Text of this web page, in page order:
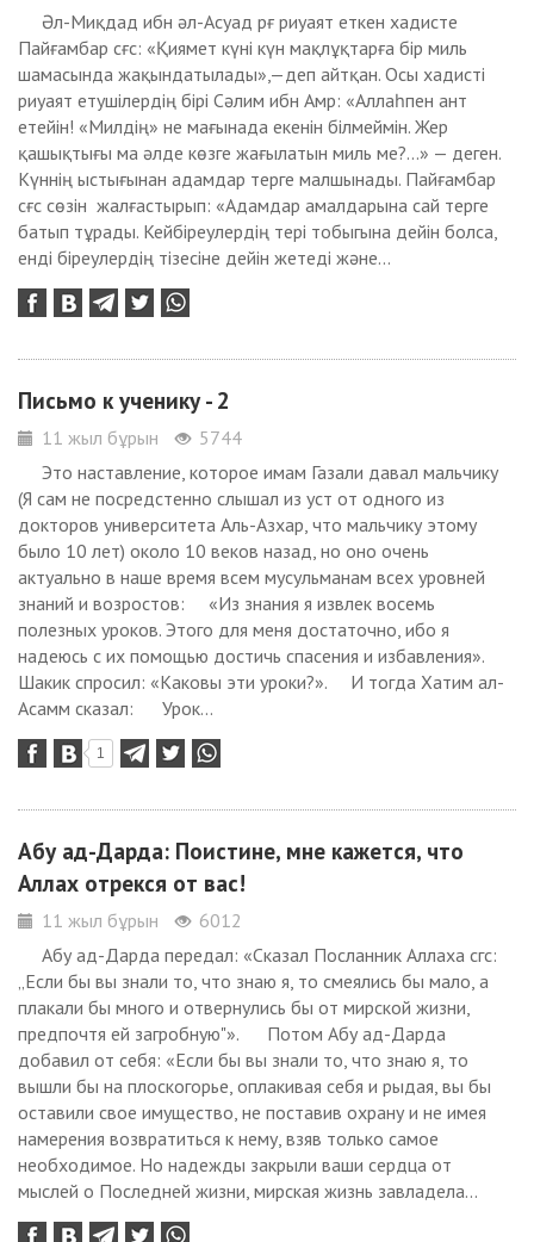
Әл-Миқдад ибн әл-Асуад рғ риуаят еткен хадисте
Пайғамбар сғс: «Қиямет күні күн мақлұқтарға бір миль
шамасында жақындатылады»,—деп айтқан. Осы хадисті
риуаят етушілердің бірі Сәлим ибн Амр: «Аллаһпен ант
етейін! «Милдің» не мағынада екенін білмеймін. Жер
қашықтығы ма әлде көзге жағылатын миль ме?...» — деген.
Күннің ыстығынан адамдар терге малшынады. Пайғамбар
сғс сөзін жалғастырып: «Адамдар амалдарына сай терге
батып тұрады. Кейбіреулердің тері тобыгына дейін болса,
енді біреулердің тізесіне дейін жетеді және...
Письмо к ученику - 2
11 жыл бұрын
5744
Это наставление, которое имам Газали давал мальчику
(Я сам не посредстенно слышал из уст от одного из
докторов университета Аль-Азхар, что мальчику этому
было 10 лет) около 10 веков назад, но оно очень
актуально в наше время всем мусульманам всех уровней
знаний и возростов: «Из знания я извлек восемь
полезных уроков. Этого для меня достаточно, ибо я
надеюсь с их помощью достичь спасения и избавления».
Шакик спросил: «Каковы эти уроки?». И тогда Хатим ал-
Асамм сказал: Урок...
1
Абу ад-Дарда: Поистине, мне кажется, что
Аллах отрекся от вас!
11 жыл бұрын
6012
Абу ад-Дарда передал: «Сказал Посланник Аллаха сгс:
„Если бы вы знали то, что знаю я, то смеялись бы мало, а
плакали бы много и отвернулись бы от мирской жизни,
предпочтя ей загробную"». Потом Абу ад-Дарда
добавил от себя: «Если бы вы знали то, что знаю я, то
вышли бы на плоскогорье, оплакивая себя и рыдая, вы бы
оставили свое имущество, не поставив охрану и не имея
намерения возвратиться к нему, взяв только самое
необходимое. Но надежды закрыли ваши сердца от
мыслей о Последней жизни, мирская жизнь завладела...